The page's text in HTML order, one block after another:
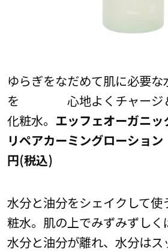
ゆらぎをなだめて肌に必要
を 心地よくチャージ＆
化粧水。 エッフェオーガニッ
リペアカーミングローショ
円(税込)
水分と油分をシェイクして
粧水。肌の上でみずみずしく
水分と油分が離れ、水分はス